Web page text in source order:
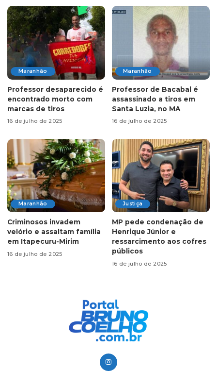
Maranhão
Professor desaparecido é
encontrado morto com
marcas de tiros
16 de julho de 2025
Maranhão
Professor de Bacabal é
assassinado a tiros em
Santa Luzia, no MA
16 de julho de 2025
Maranhão
Criminosos invadem
velório e assaltam família
em Itapecuru-Mirim
16 de julho de 2025
Justiça
MP pede condenação de
Henrique Júnior e
ressarcimento aos cofres
públicos
16 de julho de 2025